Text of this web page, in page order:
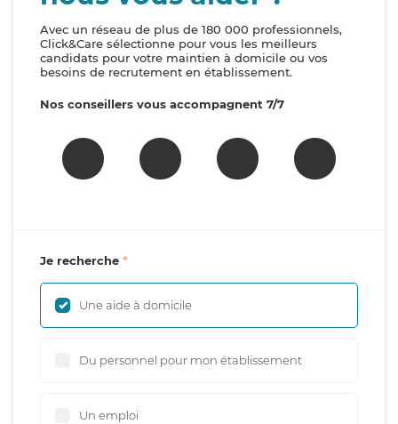
Avec un réseau de plus de 180 000 professionnels,
Click&Care sélectionne pour vous les meilleurs
candidats pour votre maintien à domicile ou vos
besoins de recrutement en établissement.
Nos conseillers vous accompagnent 7/7
Je recherche
Une aide à domicile
Du personnel pour mon établissement
Un emploi